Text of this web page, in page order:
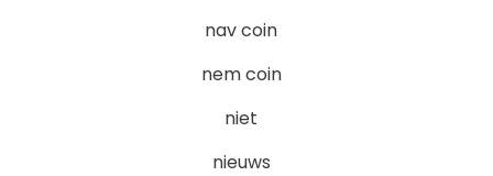
nav coin
nem coin
niet
nieuws